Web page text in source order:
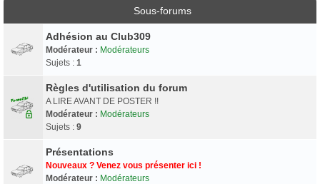
Sous-forums
Adhésion au Club309
Modérateur : Modérateurs
Sujets : 1
Règles d'utilisation du forum
A LIRE AVANT DE POSTER !!
Modérateur : Modérateurs
Sujets : 9
Présentations
Nouveaux ? Venez vous présenter ici !
Modérateur : Modérateurs